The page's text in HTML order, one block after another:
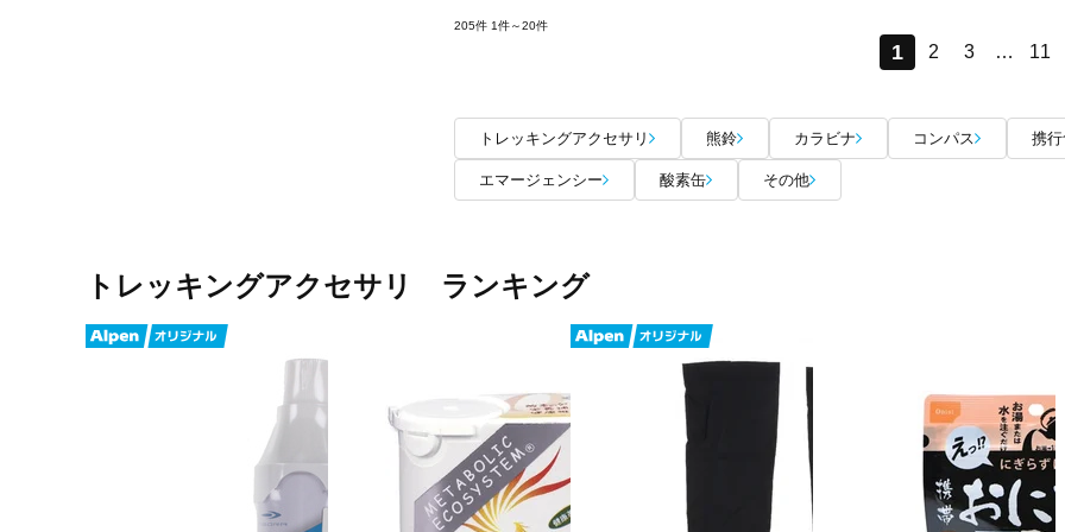
205件 1件～20件
1 2 3 … 11
トレッキングアクセサリ 熊鈴 カラビナ コンパス 携
エマージェンシー 酸素缶 その他
トレッキングアクセサリ ランキング